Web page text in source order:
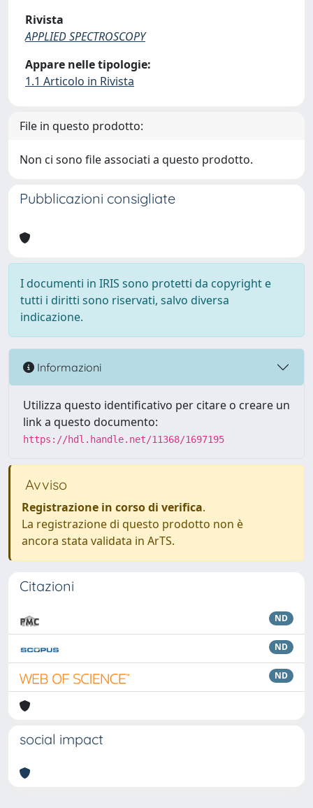
Rivista
APPLIED SPECTROSCOPY
Appare nelle tipologie:
1.1 Articolo in Rivista
File in questo prodotto:
Non ci sono file associati a questo prodotto.
Pubblicazioni consigliate
I documenti in IRIS sono protetti da copyright e
tutti i diritti sono riservati, salvo diversa
indicazione.
Informazioni
Utilizza questo identificativo per citare o creare un
link a questo documento:
https://hdl.handle.net/11368/1697195
Avviso
Registrazione in corso di verifica.
La registrazione di questo prodotto non è
ancora stata validata in ArTS.
Citazioni
ND
ND
ND
social impact